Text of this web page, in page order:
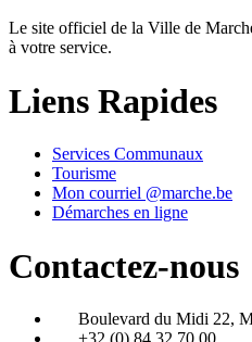
Le site officiel de la Ville de
à votre service.
Liens Rapides
Services Communaux
Tourisme
Mon courriel @marche.be
Démarches en ligne
Contactez-nous
Boulevard du Midi 22,